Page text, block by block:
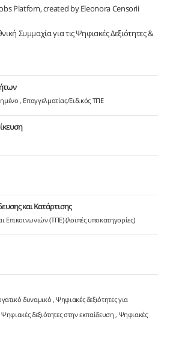
Platfom, created by Eleonora Censorii
Συμμαχία για τις Ψηφιακές Δεξιότητες &
Επαγγελματίας/Ειδικός ΤΠΕ
και Κατάρτισης
Επικοινωνιών (ΤΠΕ) (λοιπές υποκατηγορίες)
δυναμικό Ψηφιακές δεξιότητες για
Ψηφιακές δεξιότητες στην εκπαίδευση Ψηφιακές